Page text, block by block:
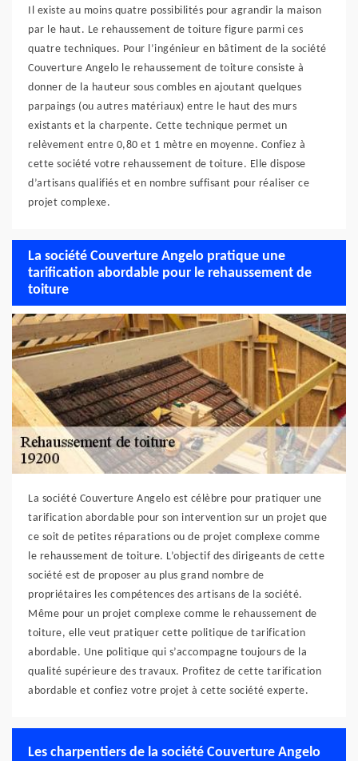
Il existe au moins quatre possibilités pour agrandir la maison
par le haut. Le rehaussement de toiture figure parmi ces
quatre techniques. Pour l’ingénieur en bâtiment de la société
Couverture Angelo le rehaussement de toiture consiste à
donner de la hauteur sous combles en ajoutant quelques
parpaings (ou autres matériaux) entre le haut des murs
existants et la charpente. Cette technique permet un
relèvement entre 0,80 et 1 mètre en moyenne. Confiez à
cette société votre rehaussement de toiture. Elle dispose
d’artisans qualifiés et en nombre suffisant pour réaliser ce
projet complexe.
La société Couverture Angelo pratique une
tarification abordable pour le rehaussement de
toiture
La société Couverture Angelo est célèbre pour pratiquer une
tarification abordable pour son intervention sur un projet que
ce soit de petites réparations ou de projet complexe comme
le rehaussement de toiture. L’objectif des dirigeants de cette
société est de proposer au plus grand nombre de
propriétaires les compétences des artisans de la société.
Même pour un projet complexe comme le rehaussement de
toiture, elle veut pratiquer cette politique de tarification
abordable. Une politique qui s’accompagne toujours de la
qualité supérieure des travaux. Profitez de cette tarification
abordable et confiez votre projet à cette société experte.
Les charpentiers de la société Couverture Angelo